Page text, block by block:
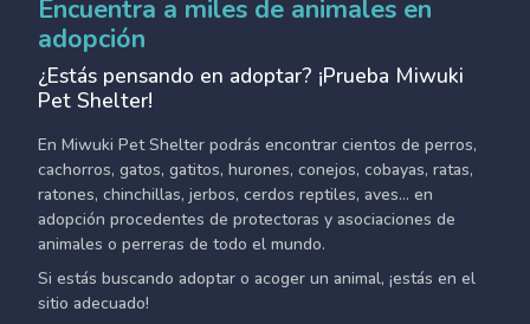
Encuentra a miles de animales en
adopción
¿Estás pensando en adoptar? ¡Prueba Miwuki
Pet Shelter!
En Miwuki Pet Shelter podrás encontrar cientos de perros,
cachorros, gatos, gatitos, hurones, conejos, cobayas, ratas,
ratones, chinchillas, jerbos, cerdos reptiles, aves... en
adopción procedentes de protectoras y asociaciones de
animales o perreras de todo el mundo.
Si estás buscando adoptar o acoger un animal, ¡estás en el
sitio adecuado!